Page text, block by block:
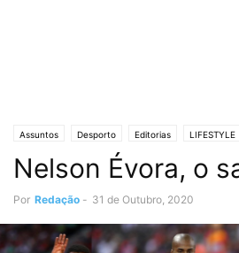
Assuntos Desporto Editorias LIFESTYLE
Nelson Évora, o
Por Redação - 31 de Outubro, 2020